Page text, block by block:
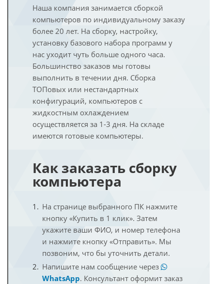
Наша компания занимается сборкой
компьютеров по индивидуальному заказу
более 20 лет. На сборку, настройку,
установку базового набора программ у
нас уходит чуть больше одного часа.
Большинство заказов мы готовы
выполнить в течении дня. Сборка
ТОПовых или нестандартных
конфигураций, компьютеров с
жидкостным охлаждением
осуществляется за 1-3 дня. На складе
имеются готовые компьютеры.
Как заказать сборку
компьютера
На странице выбранного ПК нажмите
кнопку «Купить в 1 клик». Затем
укажите ваши ФИО, и номер телефона
и нажмите кнопку «Отправить». Мы
позвоним, что бы уточнить детали.
Напишите нам сообщение через
WhatsApp. Консультант оформит заказ